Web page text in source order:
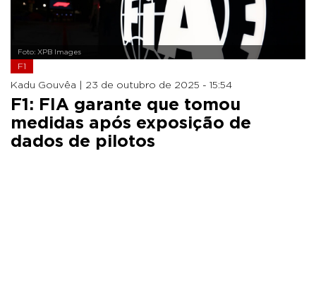
Foto: XPB Images
F1
Kadu Gouvêa | 23 de outubro de 2025 - 15:54
F1: FIA garante que tomou
medidas após exposição de
dados de pilotos